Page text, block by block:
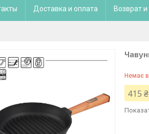
Доставка и оплата Возврат
Немає в
415 ₴